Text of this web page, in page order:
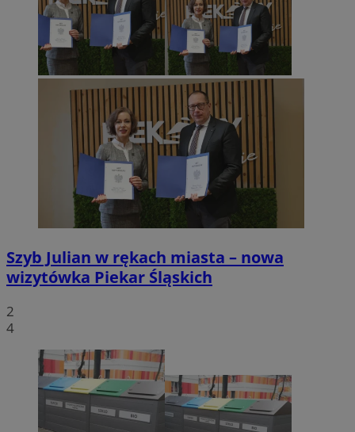
Szyb Julian w rękach miasta – nowa
wizytówka Piekar Śląskich
2
4